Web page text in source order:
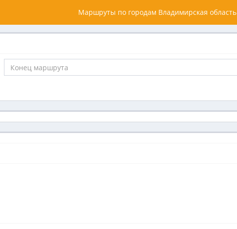
Маршруты по городам Владимирская область